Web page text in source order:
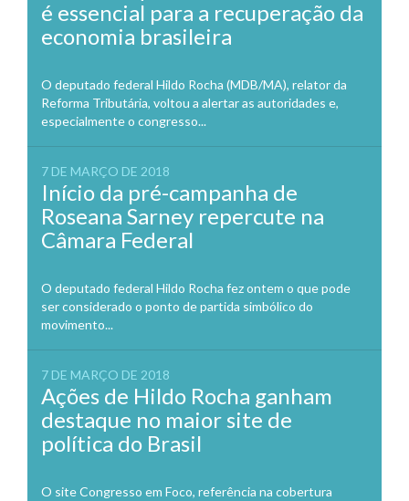
é essencial para a recuperação da
economia brasileira
O deputado federal Hildo Rocha (MDB/MA), relator da
Reforma Tributária, voltou a alertar as autoridades e,
especialmente o congresso...
7 DE MARÇO DE 2018
Início da pré-campanha de
Roseana Sarney repercute na
Câmara Federal
O deputado federal Hildo Rocha fez ontem o que pode
ser considerado o ponto de partida simbólico do
movimento...
7 DE MARÇO DE 2018
Ações de Hildo Rocha ganham
destaque no maior site de
política do Brasil
O site Congresso em Foco, referência na cobertura